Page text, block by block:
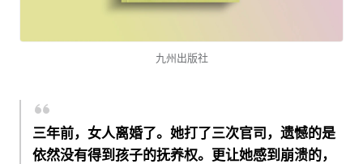
九州出版社
三年前，女人离婚了。她打了三次官司，遗憾的是
依然没有得到孩子的抚养权。更让她感到崩溃的，